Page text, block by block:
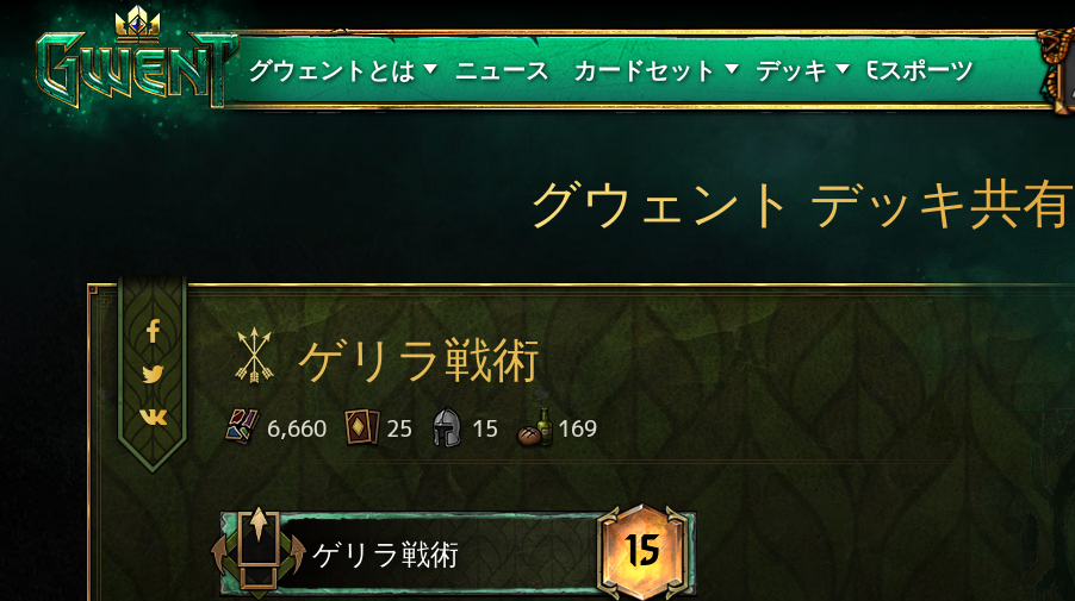
グウェントとは
サポート
ニュース カードセット
紅き血の呪縛
デッキ
デッキガイド
Eスポーツ
グウェント デッキ共有
ゲリラ戦術
6,660 25 15 169
ゲリラ戦術 15